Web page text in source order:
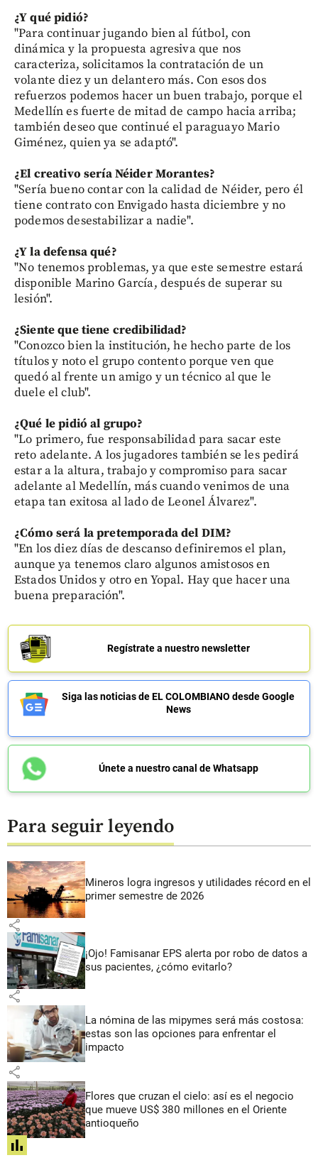
¿Y qué pidió?
"Para continuar jugando bien al fútbol, con
dinámica y la propuesta agresiva que nos
caracteriza, solicitamos la contratación de un
volante diez y un delantero más. Con esos dos
refuerzos podemos hacer un buen trabajo, porque el
Medellín es fuerte de mitad de campo hacia arriba;
también deseo que continué el paraguayo Mario
Giménez, quien ya se adaptó".
¿El creativo sería Néider Morantes?
"Sería bueno contar con la calidad de Néider, pero él
tiene contrato con Envigado hasta diciembre y no
podemos desestabilizar a nadie".
¿Y la defensa qué?
"No tenemos problemas, ya que este semestre estará
disponible Marino García, después de superar su
lesión".
¿Siente que tiene credibilidad?
"Conozco bien la institución, he hecho parte de los
títulos y noto el grupo contento porque ven que
quedó al frente un amigo y un técnico al que le
duele el club".
¿Qué le pidió al grupo?
"Lo primero, fue responsabilidad para sacar este
reto adelante. A los jugadores también se les pedirá
estar a la altura, trabajo y compromiso para sacar
adelante al Medellín, más cuando venimos de una
etapa tan exitosa al lado de Leonel Álvarez".
¿Cómo será la pretemporada del DIM?
"En los diez días de descanso definiremos el plan,
aunque ya tenemos claro algunos amistosos en
Estados Unidos y otro en Yopal. Hay que hacer una
buena preparación".
Regístrate a nuestro newsletter
Siga las noticias de EL COLOMBIANO desde Google
News
Únete a nuestro canal de Whatsapp
Para seguir leyendo
Mineros logra ingresos y utilidades récord en el
primer semestre de 2026
share
¡Ojo! Famisanar EPS alerta por robo de datos a
sus pacientes, ¿cómo evitarlo?
share
La nómina de las mipymes será más costosa:
estas son las opciones para enfrentar el
impacto
share
Flores que cruzan el cielo: así es el negocio
que mueve US$ 380 millones en el Oriente
antioqueño
share